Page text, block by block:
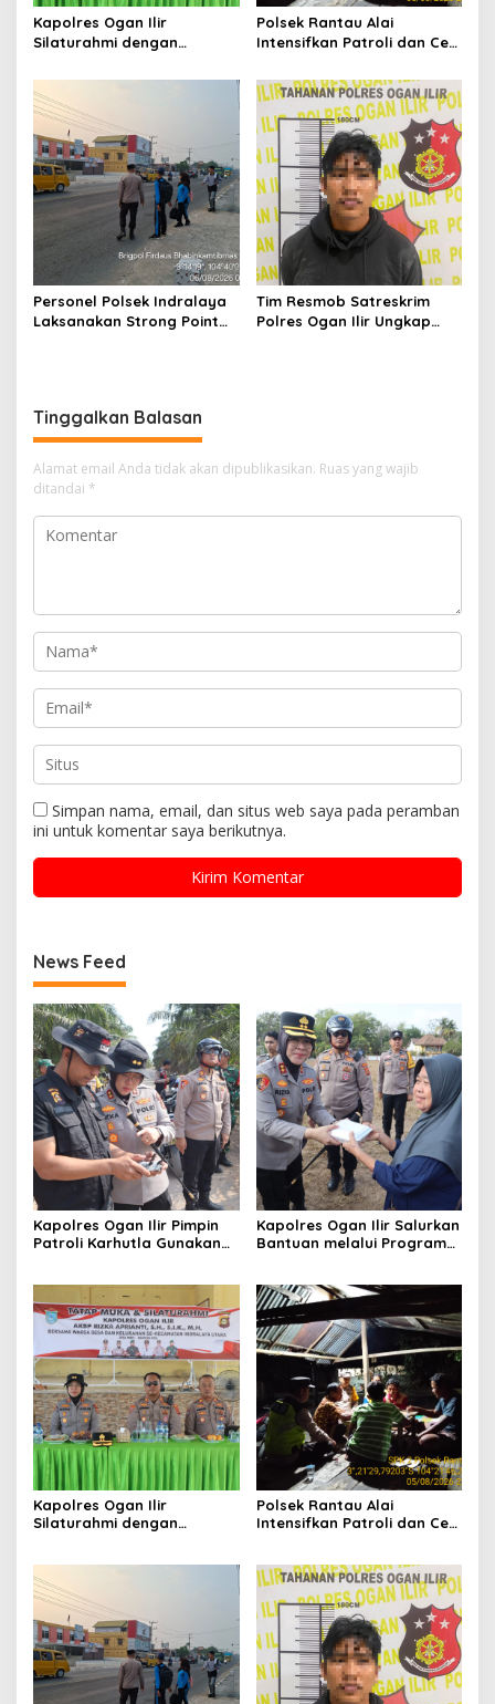
Kapolres Ogan Ilir
Silaturahmi dengan
Utara, Perkuat Sinergi
Kamtibmas dan Antisipasi
Karhutla
Polsek Rantau Alai
Intensifkan Patroli dan Cek
Sinergi Jaga Kamtibmas
Personel Polsek Indralaya
Laksanakan Strong Point
Tim Resmob Satreskrim
Polres Ogan Ilir Ungkap
Tinggalkan Balasan
Alamat email Anda tidak akan dipublikasikan. Ruas yang wajib
ditandai *
Simpan nama, email, dan situs web saya pada peramban
ini untuk komentar saya berikutnya.
News Feed
Kapolres Ogan Ilir Pimpin
Patroli Karhutla Gunakan
Hadapi Musim Kemarau
Kapolres Ogan Ilir Salurkan
Bantuan melalui Program
Masyarakat Desa Parit
Kapolres Ogan Ilir
Silaturahmi dengan
Kamtibmas dan Antisipasi
Karhutla
Polsek Rantau Alai
Intensifkan Patroli dan Cek